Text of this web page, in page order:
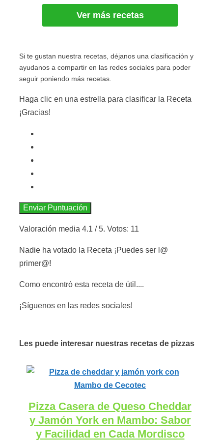
Ver más recetas
Si te gustan nuestra recetas, déjanos una clasificación y
ayudanos a compartir en las redes sociales para poder
seguir poniendo más recetas.
Haga clic en una estrella para clasificar la Receta
¡Gracias!
Enviar Puntuación
Valoración media 4.1 / 5. Votos: 11
Nadie ha votado la Receta ¡Puedes ser l@
primer@!
Como encontró esta receta de útil....
¡Síguenos en las redes sociales!
Les puede interesar nuestras recetas de pizzas
Pizza Casera de Queso Cheddar
y Jamón York en Mambo: Sabor
y Facilidad en Cada Mordisco